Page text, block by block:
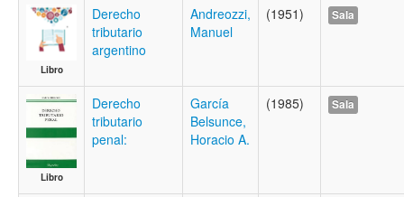
Libro
Derecho
tributario
argentino
Andreozzi,
Manuel
(1951) Sala
Libro
Derecho
tributario
penal:
García
Belsunce,
Horacio A.
(1985) Sala